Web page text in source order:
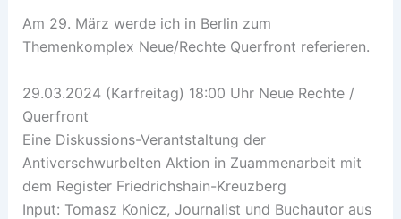
Am 29. März werde ich in Berlin zum
Themenkomplex Neue/Rechte Querfront referieren.
29.03.2024 (Karfreitag) 18:00 Uhr Neue Rechte /
Querfront
Eine Diskussions-Verantstaltung der
Antiverschwurbelten Aktion in Zuammenarbeit mit
dem Register Friedrichshain-Kreuzberg
Input: Tomasz Konicz, Journalist und Buchautor aus